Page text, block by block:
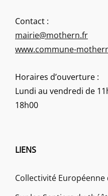
Contact :
mairie@mothern.fr
www.commune-
Horaires d’ouverture :
Lundi au vendredi de
18h00
LIENS
Collectivité Européenne